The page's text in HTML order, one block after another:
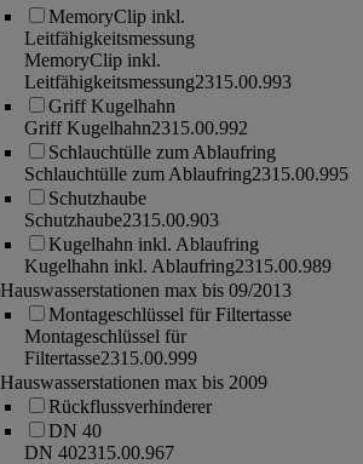
MemoryClip inkl.
Leitfähigkeitsmessung
MemoryClip inkl.
Leitfähigkeitsmessung2315.00.993
Griff Kugelhahn
Griff Kugelhahn2315.00.992
Schlauchtülle zum Ablaufring
Schlauchtülle zum Ablaufring2315.00.995
Schutzhaube
Schutzhaube2315.00.903
Kugelhahn inkl. Ablaufring
Kugelhahn inkl. Ablaufring2315.00.989
Hauswasserstationen max bis 09/2013
Montageschlüssel für Filtertasse
Montageschlüssel für
Filtertasse2315.00.999
Hauswasserstationen max bis 2009
Rückflussverhinderer
DN 40
DN 402315.00.967